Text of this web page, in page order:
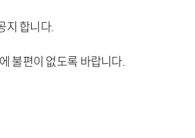
지 합니다.
불편이 없도록 바랍니다.